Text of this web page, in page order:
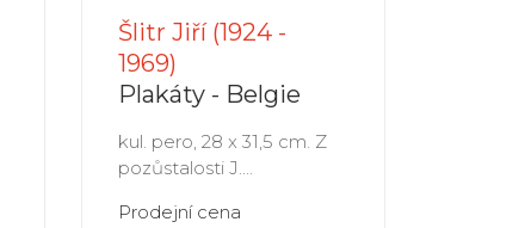
Šlitr Jiří (1924 -
1969)
Plakáty - Belgie
kul. pero, 28 x 31,5 cm. Z
pozůstalosti J....
Prodejní cena